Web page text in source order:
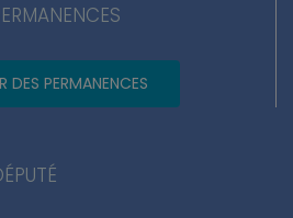
DES PERMANENCES